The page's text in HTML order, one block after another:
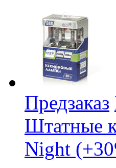
Предзаказ
Штатные
Night